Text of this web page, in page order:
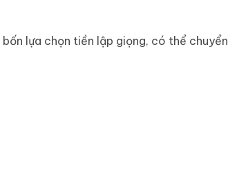
lựa chọn tiền lập giọng, có thể chuyển